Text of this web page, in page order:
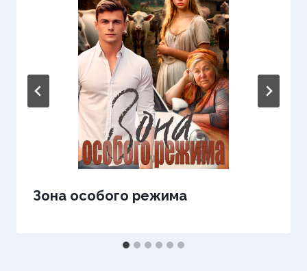
Зона особого режима